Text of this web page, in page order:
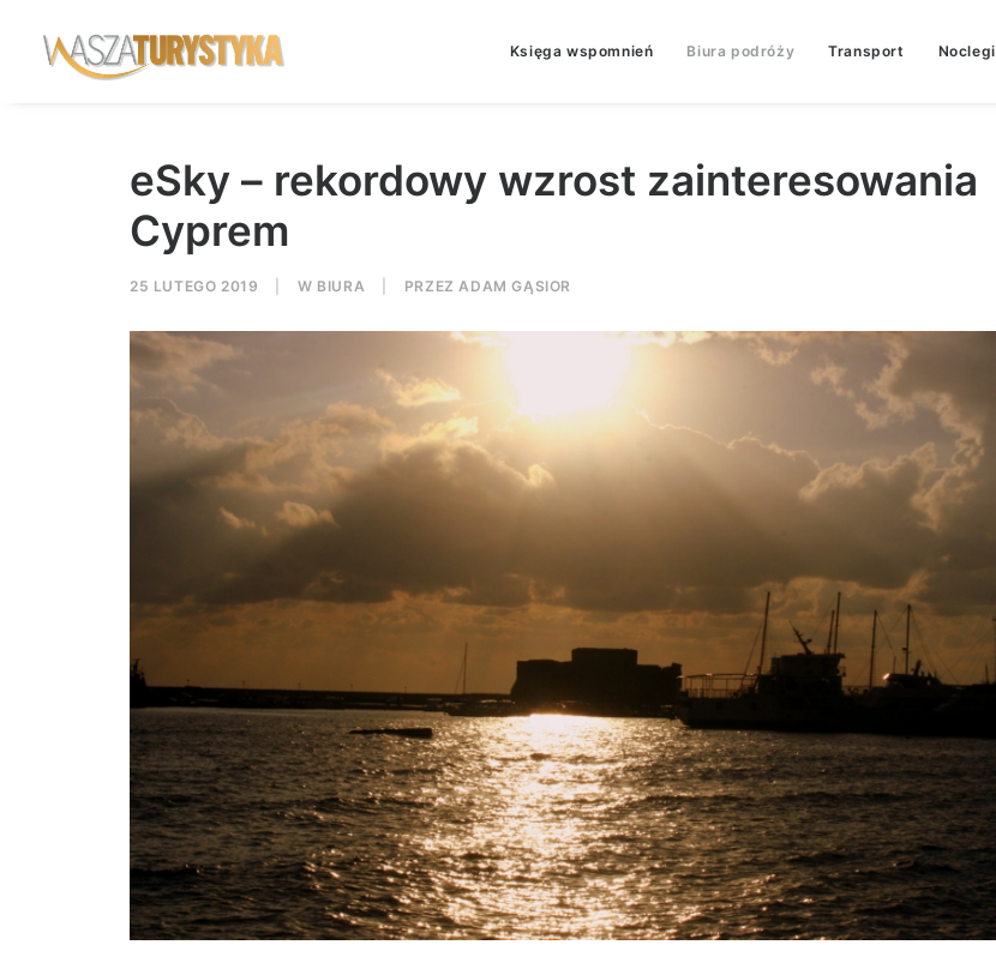
Księga wspomnień Biura podróży Transport Noclegi
eSky – rekordowy wzrost zainteresowania
Cyprem
25 LUTEGO 2019 W BIURA PRZEZADAM GĄSIOR